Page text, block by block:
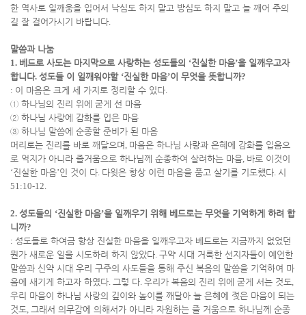
한 역사로 일깨움을 입어서 낙심도 하지 말고 방심도 하지 말고 늘 깨어 주의
길 잘 걸어가시기 바랍니다.
말씀과 나눔
1. 베드로 사도는 마지막으로 사랑하는 성도들의 ‘진실한 마음’을 일깨우고자
합니다. 성도들 이 일깨워야할 ‘진실한 마음’이 무엇을 뜻합니까?
: 이 마음은 크게 세 가지로 정리할 수 있다.
① 하나님의 진리 위에 굳게 선 마음
② 하나님 사랑에 감화를 입은 마음
③ 하나님 말씀에 순종할 준비가 된 마음
머리로는 진리를 바로 깨달으며 , 마음은 하나님 사랑과 은혜에 감화를 입음으
로 억지가 아니라 즐거움으로 하나님께 순종하여 살려하는 마음, 바로 이것이
‘진실한 마음’인 것이 다. 다윗은 항상 이런 마음을 품고 살기를 기도했다. 시
51:10-12.
2. 성도들의 ‘진실한 마음’을 일깨우기 위해 베드로는 무엇을 기억하게 하려 합
니까?
: 성도들로 하여금 항상 진실한 마음을 일깨우고자 베드로는 지금까지 없었던
뭔가 새로운 일을 시도하려 하지 않았다. 구약 시대 거룩한 선지자들이 예언한
말씀과 신약 시대 우리 구주의 사도들을 통해 주신 복음의 말씀을 기억하여 마
음에 새기게 하고자 하였다. 그렇 다. 우리가 복음의 진리 위에 굳게 서는 것도,
우리 마음이 하나님 사랑의 깊이와 높이를 깨달아 늘 은혜에 젖은 마음이 되는
것도, 그래서 의무감에 의해서가 아니라 자원하는 즐 거움으로 하나님께 순종